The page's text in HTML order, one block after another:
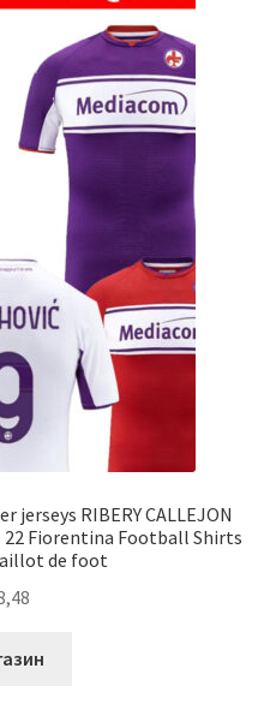
jerseys RIBERY CALLEJON
22 Fiorentina Football Shirts
de foot